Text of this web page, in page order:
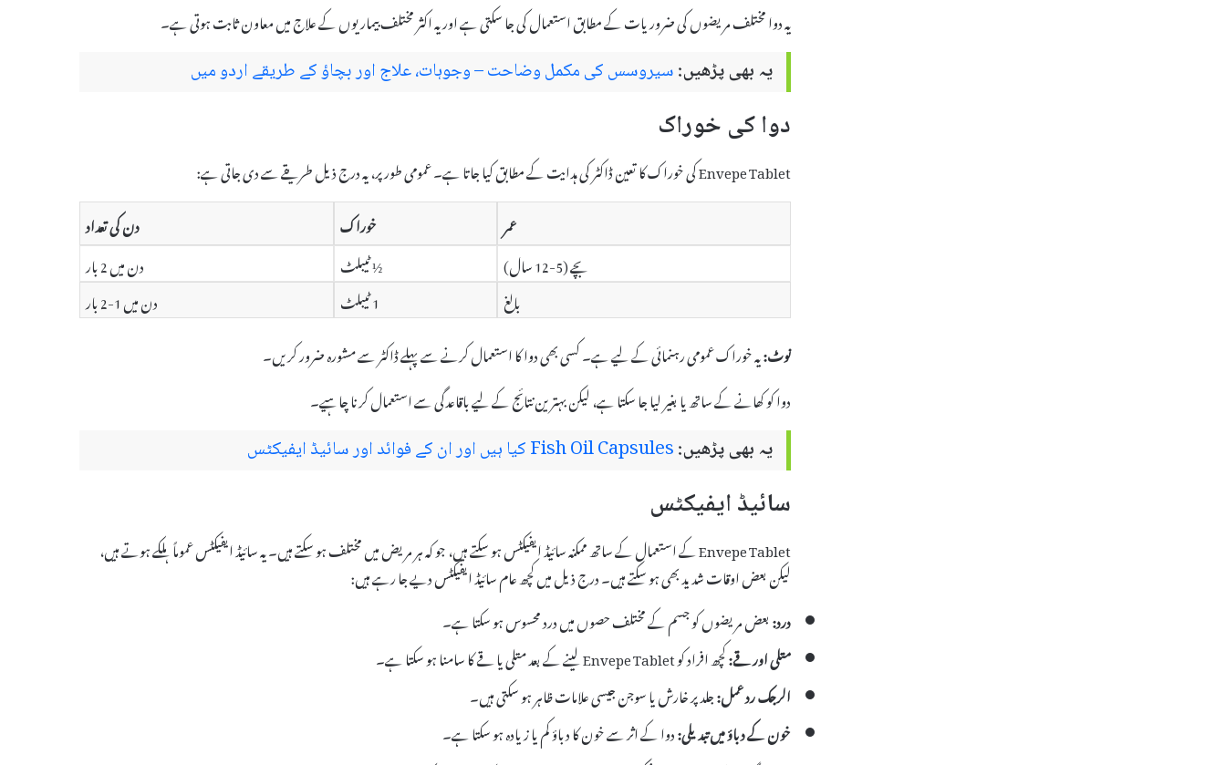
یہ دوا مختلف مریضوں کی ضروریات کے مطابق استعمال کی جا سکتی ہے اور یہ اکثر مختلف بیماریوں کے علاج میں معاون ثابت ہوتی ہے۔
یہ بھی پڑھیں:سیروسس کی مکمل وضاحت – وجوہات، علاج اور بچاؤ کے طریقے اردو میں
دوا کی خوراک
Envepe Tablet کی خوراک کا تعین ڈاکٹر کی ہدایت کے مطابق کیا جاتا ہے۔ عمومی طور پر، یہ درج ذیل طریقے سے دی جاتی ہے:
عمر
خوراک
دن کی تعداد
بچے (5-12 سال)
½ ٹیبلٹ
دن میں 2 بار
بالغ
1 ٹیبلٹ
دن میں 1-2 بار
نوٹ:یہ خوراک عمومی رہنمائی کے لیے ہے۔ کسی بھی دوا کا استعمال کرنے سے پہلے ڈاکٹر سے مشورہ ضرور کریں۔
دوا کو کھانے کے ساتھ یا بغیر لیا جا سکتا ہے، لیکن بہترین نتائج کے لیے باقاعدگی سے استعمال کرنا چاہیے۔
یہ بھی پڑھیں:Fish Oil Capsules کیا ہیں اور ان کے فوائد اور سائیڈ ایفیکٹس
سائیڈ ایفیکٹس
Envepe Tablet کے استعمال کے ساتھ ممکنہ سائیڈ ایفیکٹس ہو سکتے ہیں، جو کہ ہر مریض میں مختلف ہو سکتے ہیں۔ یہ سائیڈ ایفیکٹس عموماً ہلکے ہوتے ہیں،
لیکن بعض اوقات شدید بھی ہو سکتے ہیں۔ درج ذیل میں کچھ عام سائیڈ ایفیکٹس دیے جا رہے ہیں:
درد:بعض مریضوں کو جسم کے مختلف حصوں میں درد محسوس ہو سکتا ہے۔
متلی اور قے:کچھ افراد کو Envepe Tablet لینے کے بعد متلی یا قے کا سامنا ہو سکتا ہے۔
الرجک رد عمل:جلد پر خارش یا سوجن جیسی علامات ظاہر ہو سکتی ہیں۔
خون کے دباؤ میں تبدیلی:دوا کے اثر سے خون کا دباؤ کم یا زیادہ ہو سکتا ہے۔